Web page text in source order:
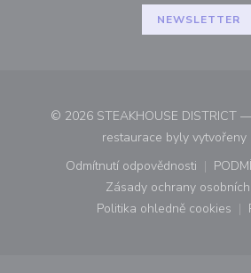
NEWSLETTER
© 2026 STEAKHOUSE DISTRICT
restaurace byly vytvořeny
Odmítnutí odpovědnosti
((otevře se v novém
Zásady ochrany
((otevře
Politika ohledně cookies
((otevře se v